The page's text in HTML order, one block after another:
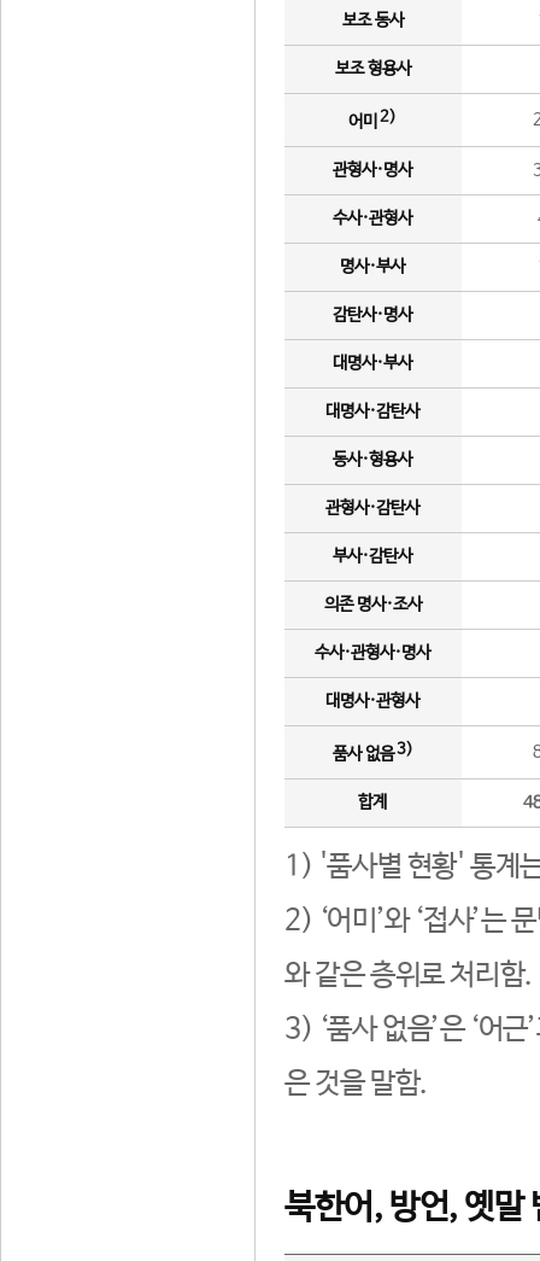
보조 동사
보조 형용사
어미 2)
관형사·명사
수사·관형사
명사·부사
감탄사·명사
대명사·부사
대명사·감탄사
동사·형용사
관형사·감탄사
부사·감탄사
의존 명사·조사
수사·관형사·명사
대명사·관형사
품사 없음3)
합계
1) '품사별 현황' 통계
2) ‘어미’와 ‘접사’는
와 같은 층위로 처리함.
3) ‘품사 없음’은 ‘어
은 것을 말함.
북한어, 방언, 옛말